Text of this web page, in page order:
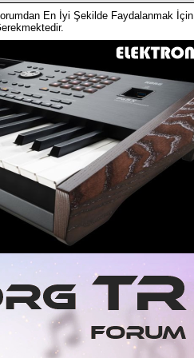
En İyi Şekilde Faydalanmak İçin